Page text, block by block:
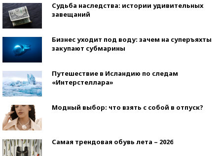
Судьба наследства: истории удивительных
завещаний
Бизнес уходит под воду: зачем на суперъяхты
закупают субмарины
Путешествие в Исландию по следам
«Интерстеллара»
Модный выбор: что взять с собой в отпуск?
Самая трендовая обувь лета – 2026